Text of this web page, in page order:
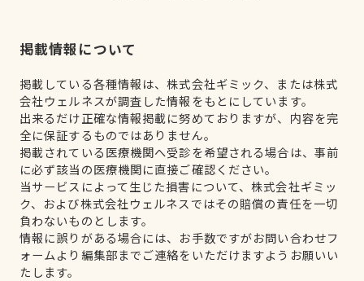
掲載情報について
掲載している各種情報は、株式会社ギミック、または株式
会社ウェルネスが調査した情報をもとにしています。
出来るだけ正確な情報掲載に努めておりますが、内容を完
全に保証するものではありません。
掲載されている医療機関へ受診を希望される場合は、事前
に必ず該当の医療機関に直接ご確認ください。
当サービスによって生じた損害について、株式会社ギミッ
ク、および株式会社ウェルネスではその賠償の責任を一切
負わないものとします。
情報に誤りがある場合には、お手数ですがお問い合わせフ
ォームより編集部までご連絡をいただけますようお願いい
たします。